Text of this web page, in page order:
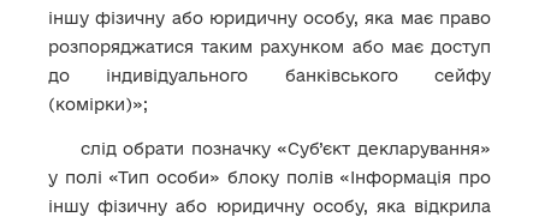
іншу фізичну або юридичну особу, яка має право
розпоряджатися таким рахунком або має доступ
до індивідуального банківського сейфу
(комірки)»;
слід обрати позначку «Суб’єкт декларування»
у полі «Тип особи» блоку полів «Інформація про
іншу фізичну або юридичну особу, яка відкрила